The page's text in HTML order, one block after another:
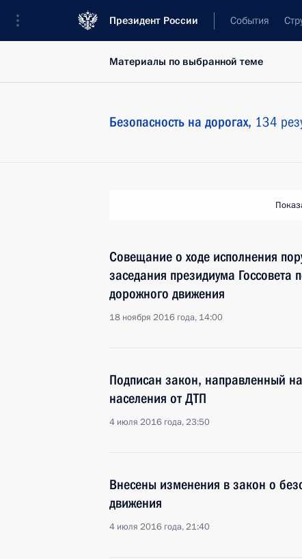
Президент России События
Материалы по выбранной теме
Безопасность на дорогах, 134
Совещание о ходе исполнения
заседания президиума Госсовета
дорожного движения
18 ноября 2016 года, 14:00
Подписан закон, направленный
населения от ДТП
4 июля 2016 года, 23:50
Внесены изменения в закон о
движения
4 июля 2016 года, 21:40